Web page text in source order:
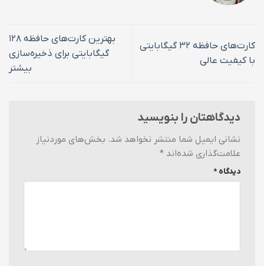
کارت‌های حافظه ۳۲ گیگابایتی
با کیفیت عالی
بهترین کارت‌های حافظه ۱۲۸
گیگابایتی برای ذخیره‌سازی
بیشتر
دیدگاهتان را بنویسید
نشانی ایمیل شما منتشر نخواهد شد. بخش‌های موردنیاز
علامت‌گذاری شده‌اند *
دیدگاه*